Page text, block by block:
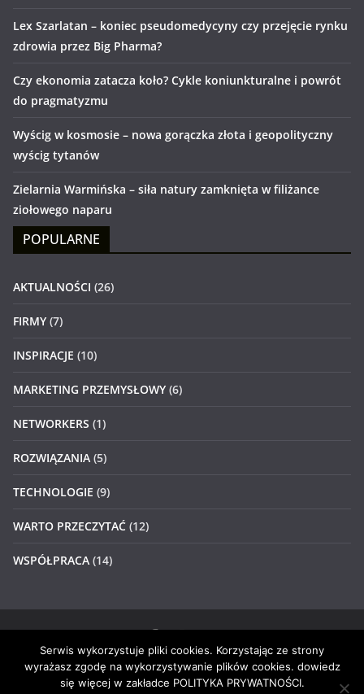
Lex Szarlatan – koniec pseudomedycyny czy przejęcie rynku
zdrowia przez Big Pharma?
Czy ekonomia zatacza koło? Cykle koniunkturalne i powrót
do pragmatyzmu
Wyścig w kosmosie – nowa gorączka złota i geopolityczny
wyścig tytanów
Zielarnia Warmińska – siła natury zamknięta w filiżance
ziołowego naparu
POPULARNE
AKTUALNOŚCI (26)
FIRMY (7)
INSPIRACJE (10)
MARKETING PRZEMYSŁOWY (6)
NETWORKERS (1)
ROZWIĄZANIA (5)
TECHNOLOGIE (9)
WARTO PRZECZYTAĆ (12)
WSPÓŁPRACA (14)
Prawa autorskie © 2026#4networkers. Wszystkie prawa
zastrzeżone.
Serwis wykorzystuje pliki cookies. Korzystając ze strony
wyrażasz zgodę na wykorzystywanie plików cookies. dowiedz
się więcej w zakładce POLITYKA PRYWATNOŚCI.